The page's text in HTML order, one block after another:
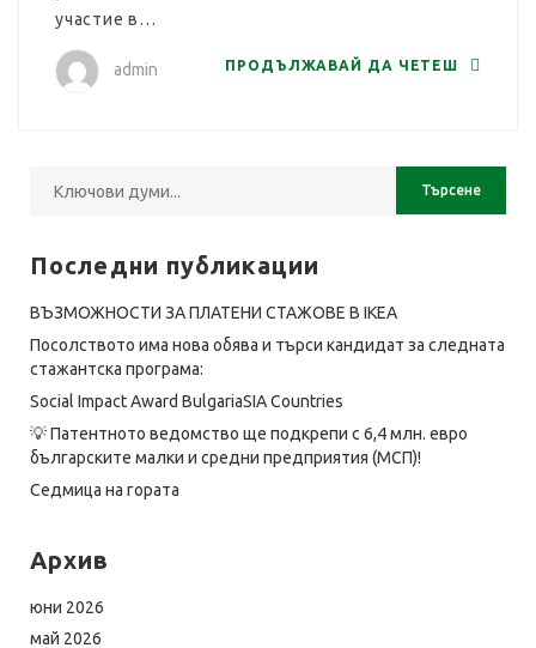
участие в…
admin ПРОДЪЛЖАВАЙ ДА ЧЕТЕШ
Последни публикации
ВЪЗМОЖНОСТИ ЗА ПЛАТЕНИ СТАЖОВЕ В IKEA
Посолството има нова обява и търси кандидат за следната
стажантска програма:
Social Impact Award BulgariaSIA Countries
💡 Патентното ведомство ще подкрепи с 6,4 млн. евро
българските малки и средни предприятия (МСП)!
Седмица на гората
Архив
юни 2026
май 2026